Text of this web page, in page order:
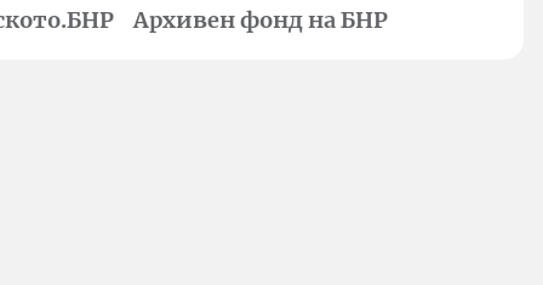
Архивен фонд на БНР